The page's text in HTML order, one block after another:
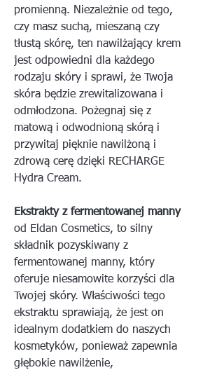
promienną. Niezależnie od tego,
czy masz suchą, mieszaną czy
tłustą skórę, ten nawilżający krem
​​jest odpowiedni dla każdego
rodzaju skóry i sprawi, że Twoja
skóra będzie zrewitalizowana i
odmłodzona. Pożegnaj się z
matową i odwodnioną skórą i
przywitaj pięknie nawilżoną i
zdrową cerę dzięki RECHARGE
Hydra Cream.
Ekstrakty z fermentowanej manny
od Eldan Cosmetics, to silny
składnik pozyskiwany z
fermentowanej manny, który
oferuje niesamowite korzyści dla
Twojej skóry. Właściwości tego
ekstraktu sprawiają, że jest on
idealnym dodatkiem do naszych
kosmetyków, ponieważ zapewnia
głębokie nawilżenie,